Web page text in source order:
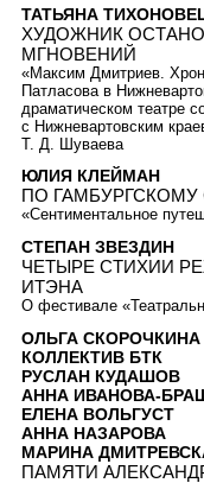
ТАТЬЯНА
ХУДОЖНИК
МГНОВЕНИЙ
«Максим Дмитриев.
Патласова в
драматическом театре
с Нижневартовским
Т. Д. Шуваева
ЮЛИЯ КЛЕЙМАН
ПО ГАМБУРГСКОМУ
«Сентиментальное
СТЕПАН ЗВЕЗДИН
ЧЕТЫРЕ СТИХИИ
ИТЭНА
О фестивале
ОЛЬГА СКОРОЧКИНА
КОЛЛЕКТИВ БТК
РУСЛАН КУДАШОВ
АННА ИВАНОВА-
ЕЛЕНА ВОЛЬГУСТ
АННА НАЗАРОВА
МАРИНА
ПАМЯТИ